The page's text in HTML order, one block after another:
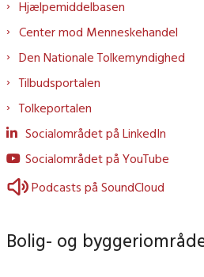
Hjælpemiddelbasen
Center mod Menneskehandel
Den Nationale Tolkemyndighed
Tilbudsportalen
Tolkeportalen
Socialområdet på LinkedIn
Socialområdet på YouTube
Podcasts på SoundCloud
Bolig- og